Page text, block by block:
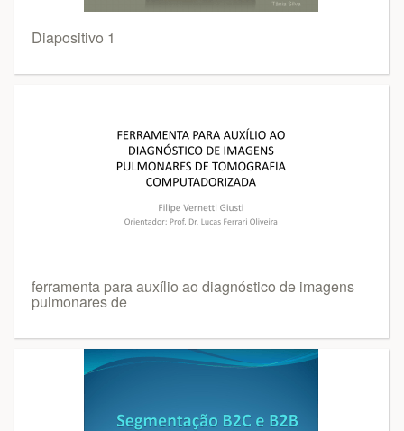
Diapositivo 1
ferramenta para auxílio ao diagnóstico de imagens
pulmonares de